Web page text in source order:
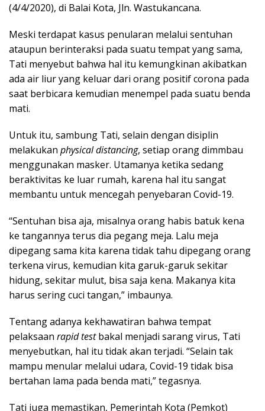
(4/4/2020), di Balai Kota, Jln. Wastukancana.
Meski terdapat kasus penularan melalui sentuhan
ataupun berinteraksi pada suatu tempat yang sama,
Tati menyebut bahwa hal itu kemungkinan akibatkan
ada air liur yang keluar dari orang positif corona pada
saat berbicara kemudian menempel pada suatu benda
mati.
Untuk itu, sambung Tati, selain dengan disiplin
melakukan physical distancing, setiap orang dimmbau
menggunakan masker. Utamanya ketika sedang
beraktivitas ke luar rumah, karena hal itu sangat
membantu untuk mencegah penyebaran Covid-19.
“Sentuhan bisa aja, misalnya orang habis batuk kena
ke tangannya terus dia pegang meja. Lalu meja
dipegang sama kita karena tidak tahu dipegang orang
terkena virus, kemudian kita garuk-garuk sekitar
hidung, sekitar mulut, bisa saja kena. Makanya kita
harus sering cuci tangan,” imbaunya.
Tentang adanya kekhawatiran bahwa tempat
pelaksaan rapid testbakal menjadi sarang virus, Tati
menyebutkan, hal itu tidak akan terjadi. “Selain tak
mampu menular melalui udara, Covid-19 tidak bisa
bertahan lama pada benda mati,” tegasnya.
Tati juga memastikan, Pemerintah Kota (Pemkot)